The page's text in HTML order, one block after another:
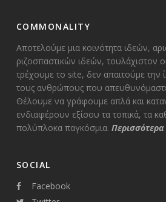
COMMONALITY
Αποτελούμε μια κοινότητα ιδεών,
ριζοσπαστικών ιδεών, τουλάχιστον
τρέχουμε το site, δεν απαιτούμε την
τους ανθρώπους που
Θέλουμε να γράφουμε απλά και
ενδιαφέρουν εξίσου τα τοπικά, τα
πολύπλοκα παγκόσμια. Περισσότερα
SOCIAL
Facebook